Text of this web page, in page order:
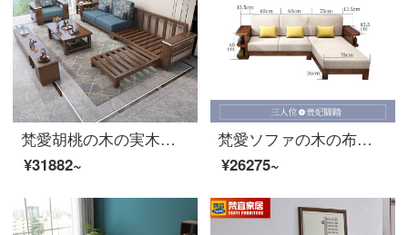
梵愛胡桃の木の実木のソファー現代中国式客間の実木の布芸の組み合わせソファーのゴムシートの包み-4人の位+足を踏みます+6801茶何胡桃の木のソファー
¥31882~
梵愛ソファの木の布芸ソファーの新しい中国式の大きさの家型の胡桃の木の実木のソファーは客間の家具の3人を組み合わせます。
¥26275~